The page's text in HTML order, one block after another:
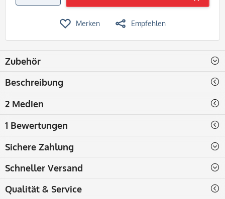
Merken Empfehlen
Zubehör
Beschreibung
2 Medien
1 Bewertungen
Sichere Zahlung
Schneller Versand
Qualität & Service